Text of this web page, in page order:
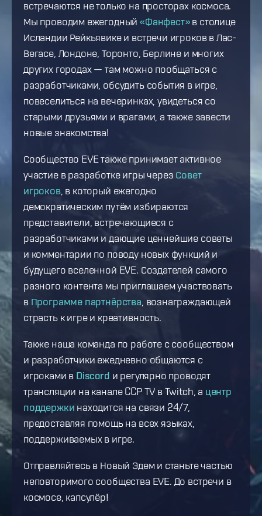
встречаются не только на просторах космоса.
Мы проводим ежегодный«Фанфест»в столице
Исландии Рейкьявике и встречи игроков в Лас-
Вегасе, Лондоне, Торонто, Берлине и многих
других городах — там можно пообщаться с
разработчиками, обсудить события в игре,
повеселиться на вечеринках, увидеться со
старыми друзьями и врагами, а также завести
новые знакомства!
Сообщество EVE также принимает активное
участие в разработке игры через Совет
игроков, в который ежегодно
демократическим путём избираются
представители, встречающиеся с
разработчиками и дающие ценнейшие советы
и комментарии по поводу новых функций и
будущего вселенной EVE. Создателей самого
разного контента мы приглашаем участвовать
в Программе партнёрства , вознаграждающей
страсть к игре и креативность.
Также наша команда по работе с сообществом
и разработчики ежедневно общаются с
игроками в Discord и регулярно проводят
трансляции на канале CCP TV в Twitch, а центр
поддержки находится на связи 24/7,
предоставляя помощь на всех языках,
поддерживаемых в игре.
Отправляйтесь в Новый Эдем и станьте частью
неповторимого сообщества EVE. До встречи в
космосе, капсулёр!